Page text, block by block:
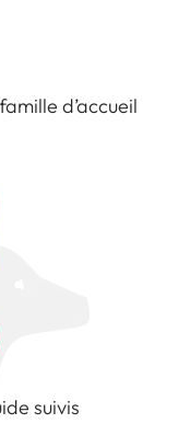
d’accueil
suivis